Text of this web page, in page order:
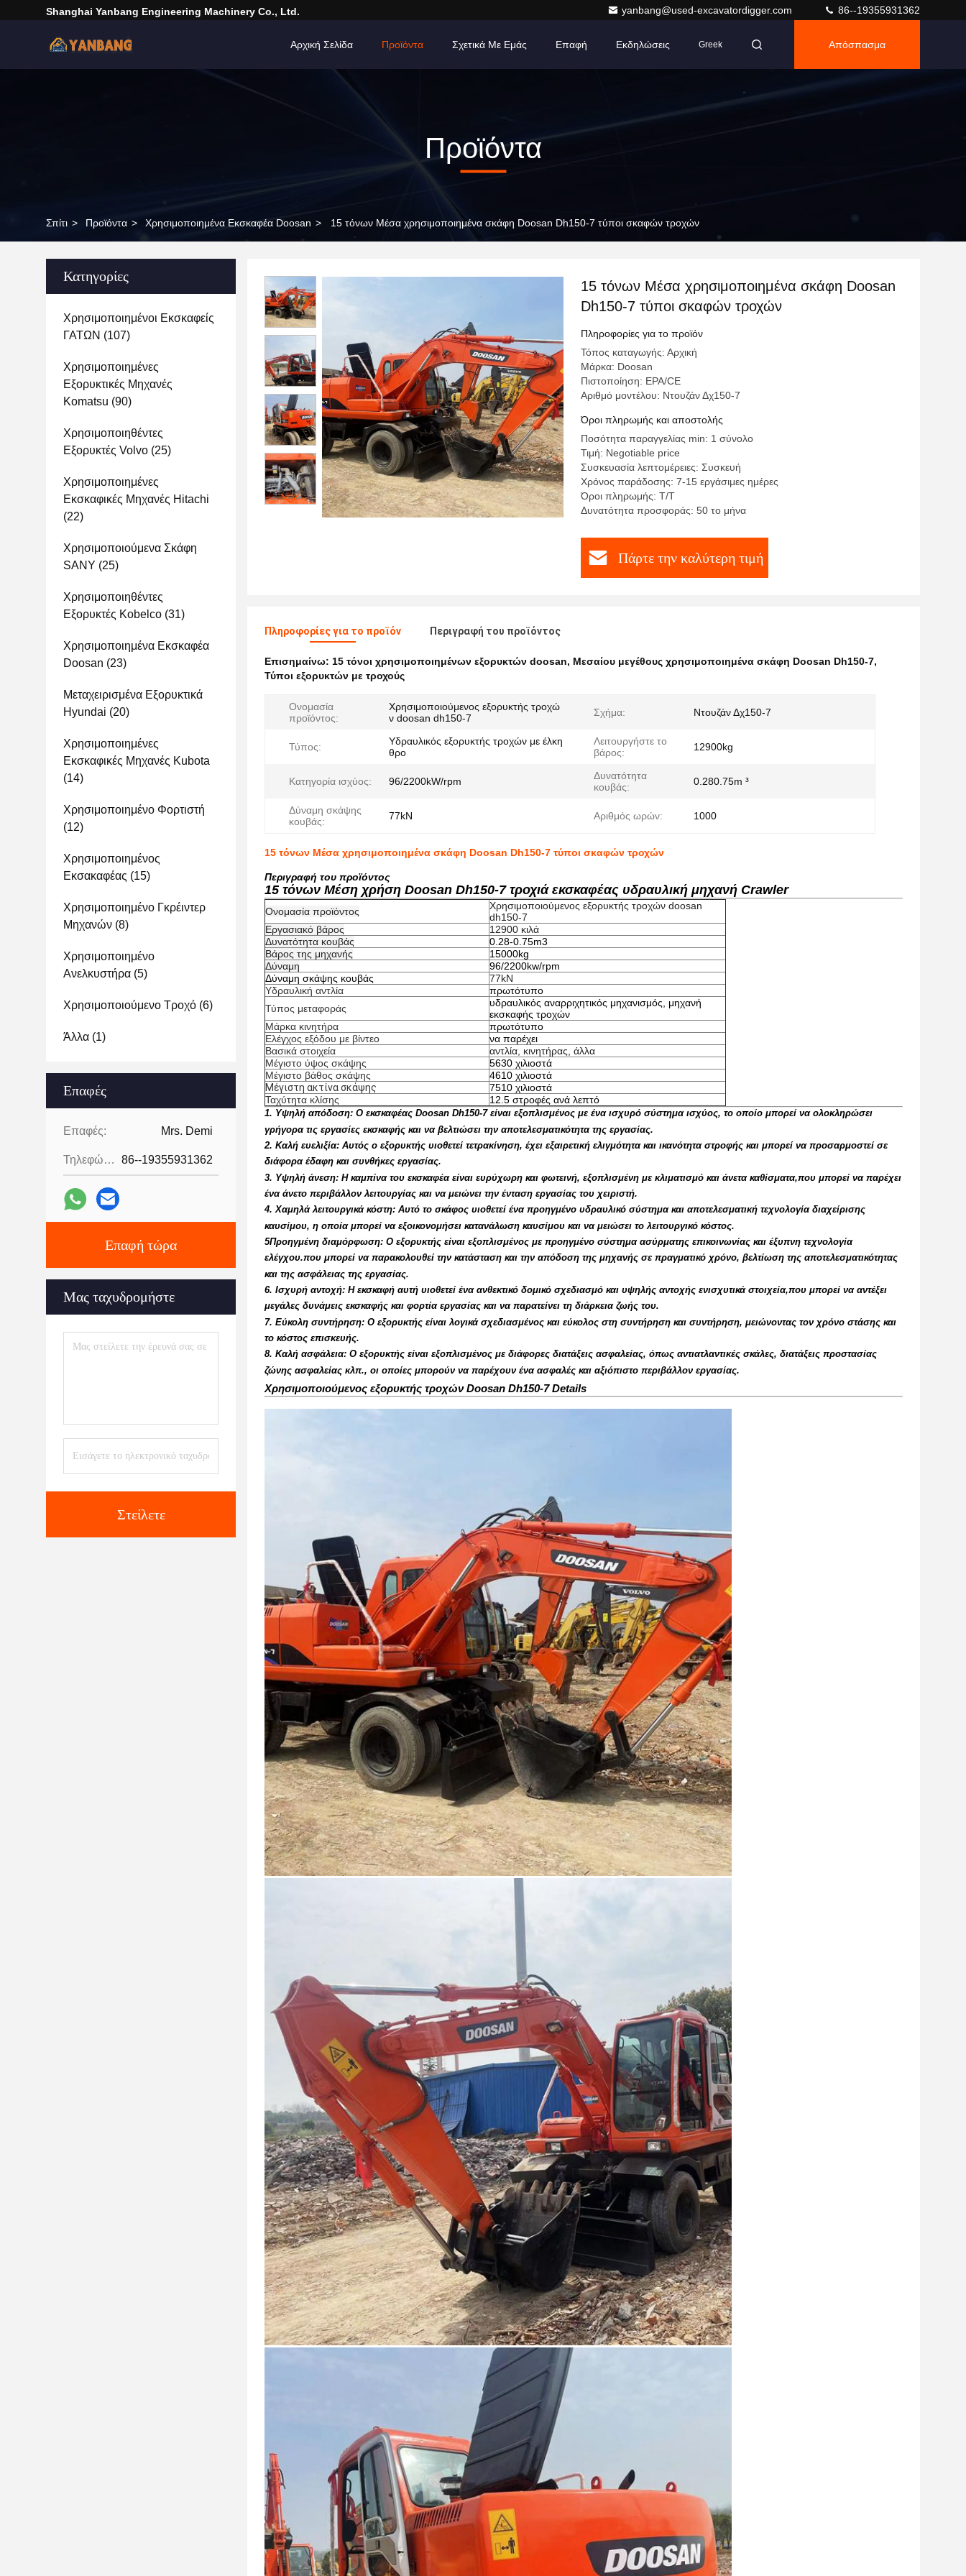
Shanghai Yanbang Engineering Machinery Co., Ltd. yanbang@used-excavatordigger.com 86--19355931362
Αρχική Σελίδα Προϊόντα Σχετικά Με Εμάς Επαφή Εκδηλώσεις Greek Απόσπασμα
Προϊόντα
Σπίτι > Προϊόντα > Χρησιμοποιημένα Εκσκαφέα Doosan > 15 τόνων Μέσα χρησιμοποιημένα σκάφη Doosan Dh150-7 τύποι σκαφών τροχών
Κατηγορίες
Χρησιμοποιημένοι Εκσκαφείς
ΓΑΤΩΝ (107)
Χρησιμοποιημένες
Εξορυκτικές Μηχανές
Komatsu (90)
Χρησιμοποιηθέντες
Εξορυκτές Volvo (25)
Χρησιμοποιημένες
Εκσκαφικές Μηχανές Hitachi
(22)
Χρησιμοποιούμενα Σκάφη
SANY (25)
Χρησιμοποιηθέντες
Εξορυκτές Kobelco (31)
Χρησιμοποιημένα Εκσκαφέα
Doosan (23)
Μεταχειρισμένα Εξορυκτικά
Hyundai (20)
Χρησιμοποιημένες
Εκσκαφικές Μηχανές Kubota
(14)
Χρησιμοποιημένο Φορτιστή
(12)
Χρησιμοποιημένος
Εκσακαφέας (15)
Χρησιμοποιημένο Γκρέιντερ
Μηχανών (8)
Χρησιμοποιημένο
Ανελκυστήρα (5)
Χρησιμοποιούμενο Τροχό (6)
Άλλα (1)
Επαφές
Επαφές: Mrs. Demi
Τηλεφώνημα: 86--19355931362
Επαφή τώρα
Μας ταχυδρομήστε
Στείλετε
15 τόνων Μέσα χρησιμοποιημένα σκάφη Doosan
Dh150-7 τύποι σκαφών τροχών
Πληροφορίες για το προϊόν
Τόπος καταγωγής: Αρχική
Μάρκα: Doosan
Πιστοποίηση: EPA/CE
Αριθμό μοντέλου: Ντουζάν Δχ150-7
Όροι πληρωμής και αποστολής
Ποσότητα παραγγελίας min: 1 σύνολο
Τιμή: Negotiable price
Συσκευασία λεπτομέρειες: Συσκευή
Χρόνος παράδοσης: 7-15 εργάσιμες ημέρες
Όροι πληρωμής: Τ/Τ
Δυνατότητα προσφοράς: 50 το μήνα
Πάρτε την καλύτερη τιμή
Πληροφορίες για το προϊόν Περιγραφή του προϊόντος
Επισημαίνω: 15 τόνοι χρησιμοποιημένων εξορυκτών doosan, Μεσαίου μεγέθους χρησιμοποιημένα σκάφη Doosan Dh150-7,
Τύποι εξορυκτών με τροχούς
Ονομασία
προϊόντος:
Χρησιμοποιούμενος εξορυκτής τροχώ
ν doosan dh150-7
Σχήμα: Ντουζάν Δχ150-7
Τύπος:
Υδραυλικός εξορυκτής τροχών με έλκη
θρο
Λειτουργήστε το
βάρος:
12900kg
Κατηγορία ισχύος: 96/2200kW/rpm
Δυνατότητα
κουβάς:
0.280.75m ³
Δύναμη σκάψης
κουβάς:
77kN Αριθμός ωρών: 1000
15 τόνων Μέσα χρησιμοποιημένα σκάφη Doosan Dh150-7 τύποι σκαφών τροχών
Περιγραφή του προϊόντος
15 τόνων Μέση χρήση Doosan Dh150-7 τροχιά εκσκαφέας υδραυλική μηχανή Crawler
Ονομασία προϊόντος
Χρησιμοποιούμενος εξορυκτής τροχών doosan
dh150-7
Εργασιακό βάρος
12900 κιλά
Δυνατότητα κουβάς
0.28-0.75m3
Βάρος της μηχανής
15000kg
Δύναμη
96/2200kw/rpm
Δύναμη σκάψης κουβάς
77kN
Υδραυλική αντλία
πρωτότυπο
Τύπος μεταφοράς
υδραυλικός αναρριχητικός μηχανισμός, μηχανή
εκσκαφής τροχών
Μάρκα κινητήρα
πρωτότυπο
Ελέγχος εξόδου με βίντεο
να παρέχει
Βασικά στοιχεία
αντλία, κινητήρας, άλλα
Μέγιστο ύψος σκάψης
5630 χιλιοστά
Μέγιστο βάθος σκάψης
4610 χιλιοστά
Μέγιστη ακτίνα σκάψης
7510 χιλιοστά
Ταχύτητα κλίσης
12.5 στροφές ανά λεπτό
1. Υψηλή απόδοση: Ο εκσκαφέας Doosan Dh150-7 είναι εξοπλισμένος με ένα ισχυρό σύστημα ισχύος, το οποίο μπορεί να ολοκληρώσει
γρήγορα τις εργασίες εκσκαφής και να βελτιώσει την αποτελεσματικότητα της εργασίας.
2. Καλή ευελιξία: Αυτός ο εξορυκτής υιοθετεί τετρακίνηση, έχει εξαιρετική ελιγμότητα και ικανότητα στροφής και μπορεί να προσαρμοστεί σε
διάφορα έδαφη και συνθήκες εργασίας.
3. Υψηλή άνεση: Η καμπίνα του εκσκαφέα είναι ευρύχωρη και φωτεινή, εξοπλισμένη με κλιματισμό και άνετα καθίσματα,που μπορεί να παρέχει
ένα άνετο περιβάλλον λειτουργίας και να μειώνει την ένταση εργασίας του χειριστή.
4. Χαμηλά λειτουργικά κόστη: Αυτό το σκάφος υιοθετεί ένα προηγμένο υδραυλικό σύστημα και αποτελεσματική τεχνολογία διαχείρισης
καυσίμου, η οποία μπορεί να εξοικονομήσει κατανάλωση καυσίμου και να μειώσει το λειτουργικό κόστος.
5Προηγμένη διαμόρφωση: Ο εξορυκτής είναι εξοπλισμένος με προηγμένο σύστημα ασύρματης επικοινωνίας και έξυπνη τεχνολογία
ελέγχου.που μπορεί να παρακολουθεί την κατάσταση και την απόδοση της μηχανής σε πραγματικό χρόνο, βελτίωση της αποτελεσματικότητας
και της ασφάλειας της εργασίας.
6. Ισχυρή αντοχή: Η εκσκαφή αυτή υιοθετεί ένα ανθεκτικό δομικό σχεδιασμό και υψηλής αντοχής ενισχυτικά στοιχεία,που μπορεί να αντέξει
μεγάλες δυνάμεις εκσκαφής και φορτία εργασίας και να παρατείνει τη διάρκεια ζωής του.
7. Εύκολη συντήρηση: Ο εξορυκτής είναι λογικά σχεδιασμένος και εύκολος στη συντήρηση και συντήρηση, μειώνοντας τον χρόνο στάσης και
το κόστος επισκευής.
8. Καλή ασφάλεια: Ο εξορυκτής είναι εξοπλισμένος με διάφορες διατάξεις ασφαλείας, όπως αντιατλαντικές σκάλες, διατάξεις προστασίας
ζώνης ασφαλείας κλπ., οι οποίες μπορούν να παρέχουν ένα ασφαλές και αξιόπιστο περιβάλλον εργασίας.
Χρησιμοποιούμενος εξορυκτής τροχών Doosan Dh150-7 Details